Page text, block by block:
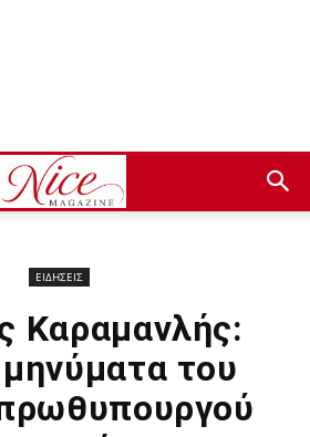
ΕΙΔΗΣΕΙΣ
Καραμανλής:
του